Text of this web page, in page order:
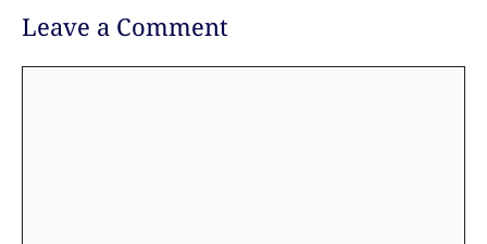
Leave a Comment